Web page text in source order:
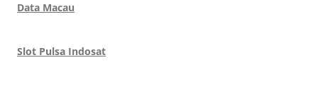
Data Macau
Slot Pulsa Indosat